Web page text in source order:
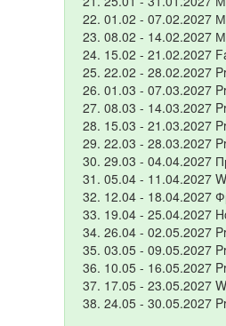
01.02 - 07.02.2027
08.02 - 14.02.2027
15.02 - 21.02.2027
22.02 - 28.02.2027
01.03 - 07.03.2027
08.03 - 14.03.2027
15.03 - 21.03.2027
22.03 - 28.03.2027
29.03 - 04.04.2027
05.04 - 11.04.2027
12.04 - 18.04.2027
19.04 - 25.04.2027
26.04 - 02.05.2027
03.05 - 09.05.2027
10.05 - 16.05.2027
17.05 - 23.05.2027
24.05 - 30.05.2027